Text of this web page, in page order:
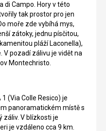
di Campo. Hory v této
tak prostor pro jen
moře zde vybíhá mys,
zátoky, jednu písčitou,
pláží Laconella),
V pozadí zálivu je vidět na
Montechristo.
1 (Via Colle Resico) je
panoramatickém místě s
záliv. V blízkosti je
je vzdáleno cca 9 km.